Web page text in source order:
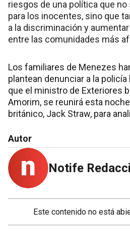
riesgos de una política que
para los inocentes, sino que
a la discriminación y
entre las comunidades más
Los familiares de Menezes
plantean denunciar a la
que el ministro de Exteriores
Amorim, se reunirá esta
británico, Jack Straw, para
Autor
Notife
Este contenido no está